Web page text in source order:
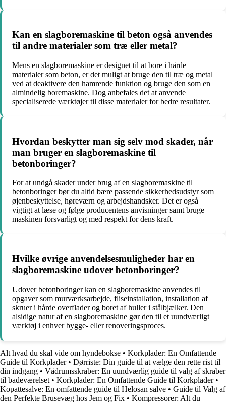
Kan en slagboremaskine til beton også anvendes
til andre materialer som træ eller metal?
Mens en slagboremaskine er designet til at bore i hårde
materialer som beton, er det muligt at bruge den til træ og metal
ved at deaktivere den hamrende funktion og bruge den som en
almindelig boremaskine. Dog anbefales det at anvende
specialiserede værktøjer til disse materialer for bedre resultater.
Hvordan beskytter man sig selv mod skader, når
man bruger en slagboremaskine til
betonboringer?
For at undgå skader under brug af en slagboremaskine til
betonboringer bør du altid bære passende sikkerhedsudstyr som
øjenbeskyttelse, høreværn og arbejdshandsker. Det er også
vigtigt at læse og følge producentens anvisninger samt bruge
maskinen forsvarligt og med respekt for dens kraft.
Hvilke øvrige anvendelsesmuligheder har en
slagboremaskine udover betonboringer?
Udover betonboringer kan en slagboremaskine anvendes til
opgaver som murværksarbejde, fliseinstallation, installation af
skruer i hårde overflader og boret af huller i stålbjælker. Den
alsidige natur af en slagboremaskine gør den til et uundværligt
værktøj i enhver bygge- eller renoveringsproces.
Alt hvad du skal vide om hyndebokse • Korkplader: En Omfattende
Guide til Korkplader• Dørriste: Din guide til at vælge den rette rist til
din indgang • Vådrumsskraber: En uundværlig guide til valg af skraber
til badeværelset • Korkplader: En Omfattende Guide til Korkplader•
Kopattesalve: En omfattende guide til Helosan salve • Guide til Valg af
den Perfekte Brusevæg hos Jem og Fix • Kompressorer: Alt du